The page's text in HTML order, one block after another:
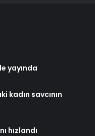
yayında
kadın savcının
hızlandı